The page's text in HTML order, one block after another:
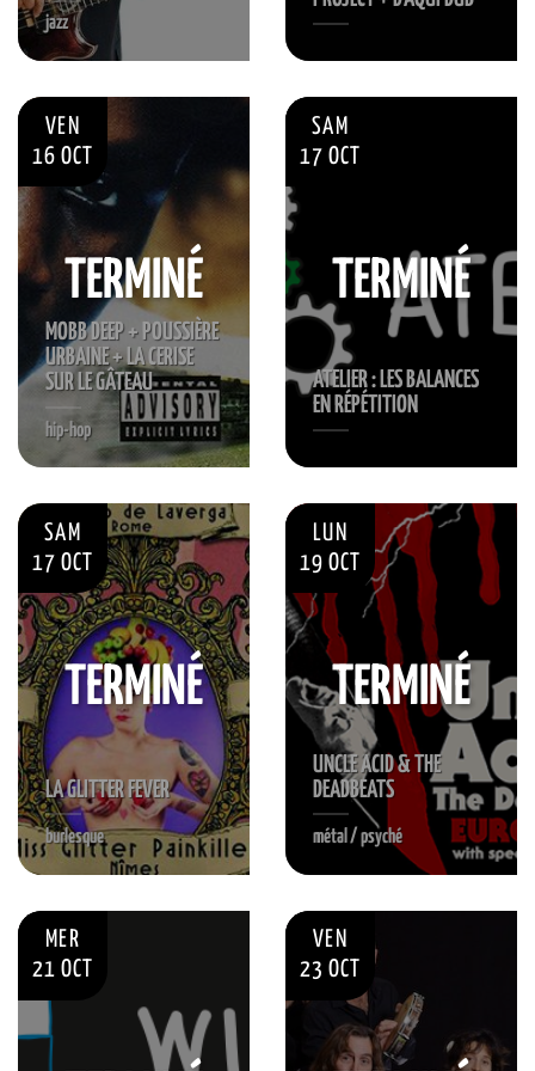
jazz
VEN
16 OCT
MOBB DEEP + POUSSIÈRE
URBAINE + LA CERISE
SUR LE GÂTEAU
hip-hop
TERMINÉ
SAM
17 OCT
ATELIER : LES BALANCES
EN RÉPÉTITION
TERMINÉ
SAM
17 OCT
LA GLITTER FEVER
burlesque
TERMINÉ
LUN
19 OCT
UNCLE ACID & THE
DEADBEATS
métal / psyché
TERMINÉ
MER
21 OCT
VEN
23 OCT